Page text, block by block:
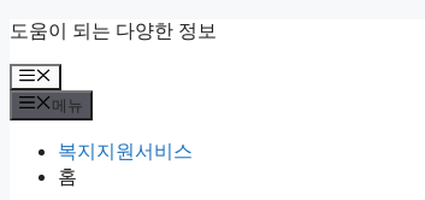
컨
츠
로
도움이 되는 다양한 정보
메
뉴
메뉴
복지지원서비스
홈